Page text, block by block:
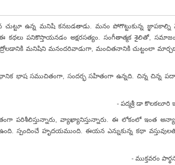
మనిషి కనబడతాడు. మనం పోగొట్టుకున్న జ్ఞాపకాల్ని
ఈ కథలు పనికొస్తాయనడం అక్షరసత్యం. సంగీతాత్మక శైలితో,
మనిషిని మనందరివాడుగా, మంచితనానికి చుట్టంలా
భాష సముచితంగా, సందర్భ సహితంగా ఉన్నది. చిన్న చిన్న
- పద్మశ్రీ డా కొలకలూరి
వ్యాఖ్యానిస్తున్నారు. ఈ లోకంలో ఇంత
స్పందించే హృదయముంది. ఈయన ఎన్నుకున్న కథా
- ముక్తవరం